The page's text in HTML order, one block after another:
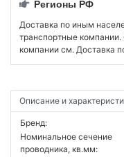
Регионы РФ
Доставка по иным
транспортные
компании см. Доставка
Описание и
Бренд:
Номинальное сечение
проводника, кв.мм: